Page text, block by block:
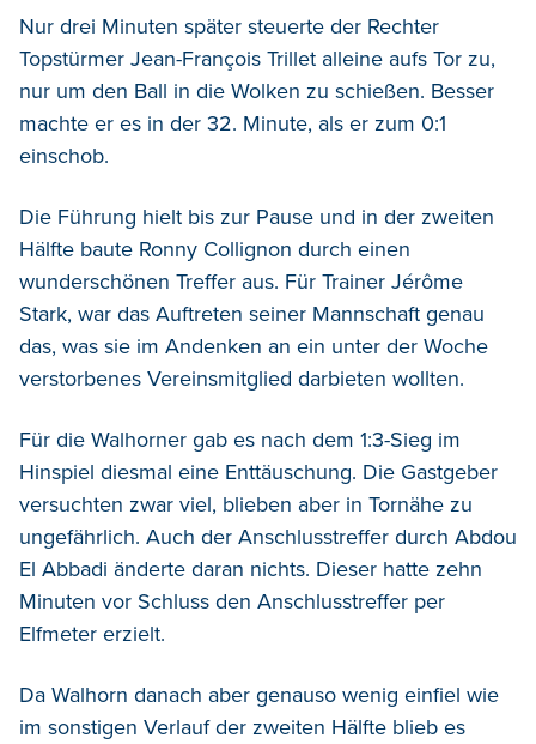
Nur drei Minuten später steuerte der Rechter
Topstürmer Jean-François Trillet alleine aufs Tor zu,
nur um den Ball in die Wolken zu schießen. Besser
machte er es in der 32. Minute, als er zum 0:1
einschob.
Die Führung hielt bis zur Pause und in der zweiten
Hälfte baute Ronny Collignon durch einen
wunderschönen Treffer aus. Für Trainer Jérôme
Stark, war das Auftreten seiner Mannschaft genau
das, was sie im Andenken an ein unter der Woche
verstorbenes Vereinsmitglied darbieten wollten.
Für die Walhorner gab es nach dem 1:3-Sieg im
Hinspiel diesmal eine Enttäuschung. Die Gastgeber
versuchten zwar viel, blieben aber in Tornähe zu
ungefährlich. Auch der Anschlusstreffer durch Abdou
El Abbadi änderte daran nichts. Dieser hatte zehn
Minuten vor Schluss den Anschlusstreffer per
Elfmeter erzielt.
Da Walhorn danach aber genauso wenig einfiel wie
im sonstigen Verlauf der zweiten Hälfte blieb es